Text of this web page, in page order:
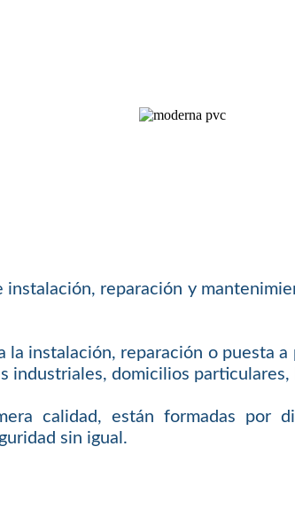
reparación y
la instalación, reparación o puesta
industriales, domicilios
calidad, están formadas por
sin igual.